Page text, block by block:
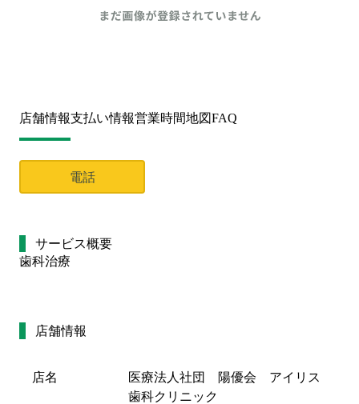
店舗情報支払い情報営業時間地図FAQ
電話
サービス概要
歯科治療
店舗情報
店名
医療法人社団 陽優会 アイリス
歯科クリニック